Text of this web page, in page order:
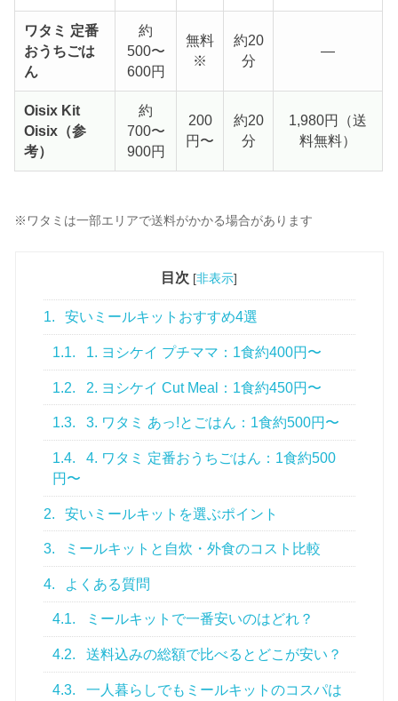
ワタミ 定番
おうちごは
ん
約
500〜
600円
無料
※
約20
分
—
Oisix Kit
Oisix（参
考）
約
700〜
900円
200
円〜
約20
分
1,980円（送
料無料）
※ワタミは一部エリアで送料がかかる場合があります
目次 [非表示]
1. 安いミールキットおすすめ4選
1.1. 1. ヨシケイ プチママ：1食約400円〜
1.2. 2. ヨシケイ Cut Meal：1食約450円〜
1.3. 3. ワタミ あっ!とごはん：1食約500円〜
1.4.
4. ワタミ 定番おうちごはん：1食約500
円〜
2. 安いミールキットを選ぶポイント
3. ミールキットと自炊・外食のコスト比較
4. よくある質問
4.1. ミールキットで一番安いのはどれ？
4.2. 送料込みの総額で比べるとどこが安い？
4.3.
一人暮らしでもミールキットのコスパは